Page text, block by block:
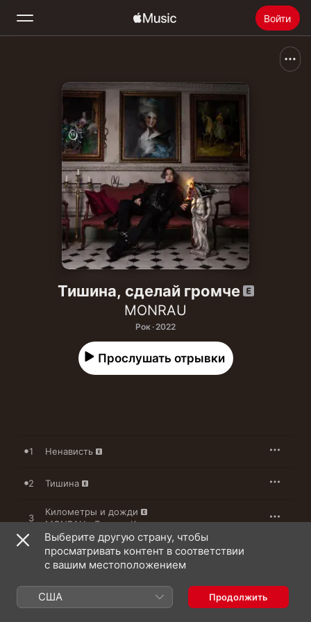
Войти
Главная
Радио
Установить Apple Music
Тишина, сделай громче
MONRAU
Рок · 2022
Прослушать отрывки
1 Ненависть
2 Тишина
3
Километры и дожди
MONRAU•Даниил Ким
Точка паника
5
MONRAU
тринадцать карат playingtheangel
Выберите другую страну, чтобы
просматривать контент в соответствии
с вашим местоположением
США Продолжить